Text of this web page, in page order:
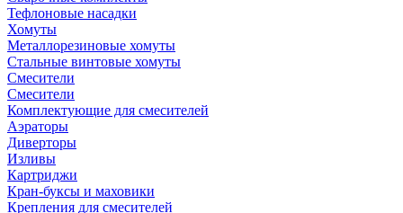
Тефлоновые насадки
Хомуты
Металлорезиновые хомуты
Стальные винтовые хомуты
Смесители
Смесители
Комплектующие для смесителей
Аэраторы
Диверторы
Изливы
Картриджи
Кран-буксы и маховики
Крепления для смесителей